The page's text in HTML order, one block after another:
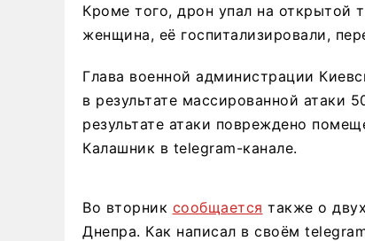
Кроме того, дрон упал на открытой
женщина, её госпитализировали,
Глава военной администрации
в результате массированной атаки
результате атаки повреждено
Калашник в telegram-канале.
Во вторник сообщается также о
Днепра. Как написал в своём